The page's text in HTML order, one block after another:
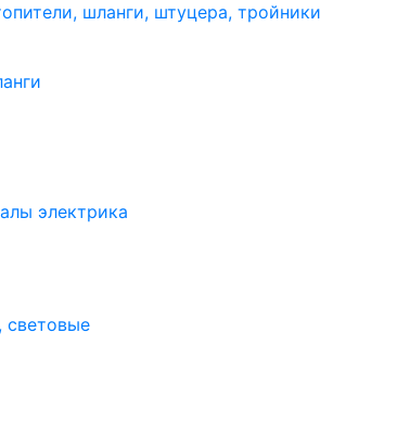
шланги, штуцера, тройники
электрика
световые